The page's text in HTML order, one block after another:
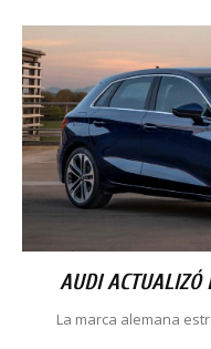
AUDI ACTUALIZÓ
La marca alemana